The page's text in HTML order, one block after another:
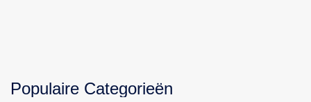
Populaire Categorieën